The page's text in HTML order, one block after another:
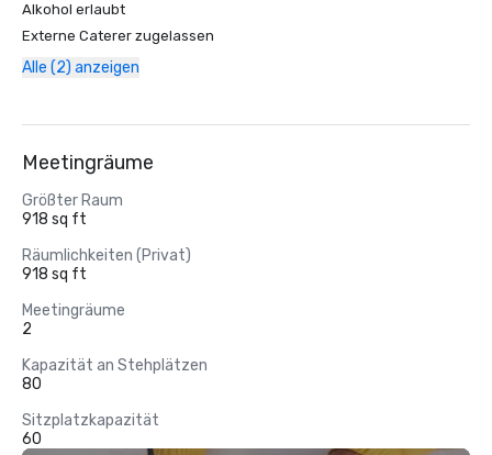
‪Alkohol‬ erlaubt
Externe Caterer zugelassen
Alle (2) anzeigen
Meetingräume
Größter Raum
918 sq ft
Räumlichkeiten (Privat)
918 sq ft
Meetingräume
2
Kapazität an Stehplätzen
80
Sitzplatzkapazität
60